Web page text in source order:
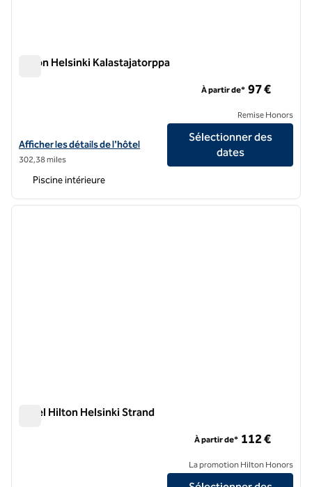
Hilton Helsinki Kalastajatorppa
Afficher les détails de l'hôtel Hilton Helsinki Kalastajatorppa
Afficher les détails de l'hôtel
302,38 miles
À partir de* 97 €
Remise Honors
Sélectionner des
dates
Piscine intérieure
1 sur 12
Hôtel Hilton Helsinki Strand
À partir de* 112 €
La promotion Hilton Honors